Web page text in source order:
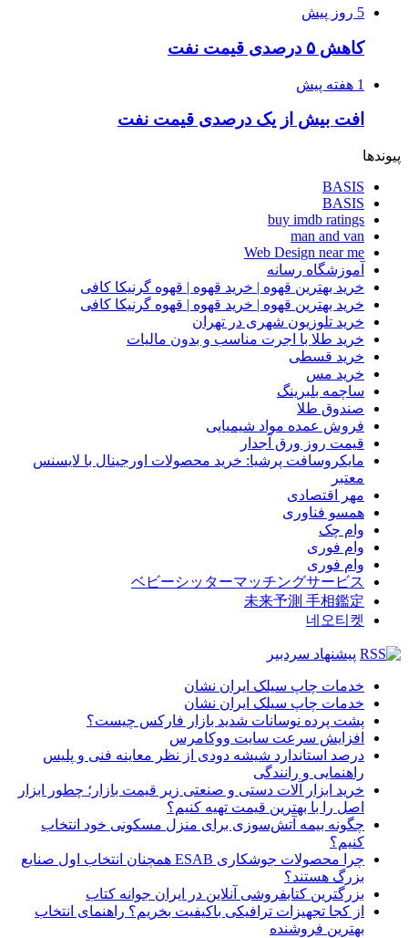
5 روز پیش
کاهش ۵ درصدی قیمت نفت
1 هفته پیش
افت بیش از یک درصدی قیمت نفت
پیوندها
BASIS
BASIS
buy imdb ratings
man and van
Web Design near me
آموزشگاه رسانه
خرید بهترین قهوه | خرید قهوه | قهوه گرنیکا کافی
خرید بهترین قهوه | خرید قهوه | قهوه گرنیکا کافی
خرید تلوزیون شهری در تهران
خرید طلا با اجرت مناسب و بدون مالیات
خرید قسطی
خرید مس
ساچمه بلبرینگ
صندوق طلا
فروش عمده مواد شیمیایی
قیمت روز ورق آجدار
مایکروسافت پرشیا: خرید محصولات اورجینال با لایسنس
معتبر
مهر اقتصادی
همسو فناوری
وام چک
وام فوری
وام فوری
ベビーシッターマッチングサービス
未来予測 手相鑑定
네오티켓
پیشنهاد سردبیر
خدمات چاپ سیلک ایران نشان
خدمات چاپ سیلک ایران نشان
پشت پرده نوسانات شدید بازار فارکس چیست؟
افزایش سرعت سایت ووکامرس
درصد استاندارد شیشه دودی از نظر معاینه فنی و پلیس
راهنمایی و رانندگی
خرید ابزار آلات دستی و صنعتی زیر قیمت بازار؛ چطور ابزار
اصل را با بهترین قیمت تهیه کنیم؟
چگونه بیمه آتش‌سوزی برای منزل مسکونی خود انتخاب
کنیم؟
چرا محصولات جوشکاری ESAB همچنان انتخاب اول صنایع
بزرگ هستند؟
بزرگترین کتابفروشی آنلاین در ایران جوانه کتاب
از کجا تجهیزات ترافیکی باکیفیت بخریم؟ راهنمای انتخاب
بهترین فروشنده